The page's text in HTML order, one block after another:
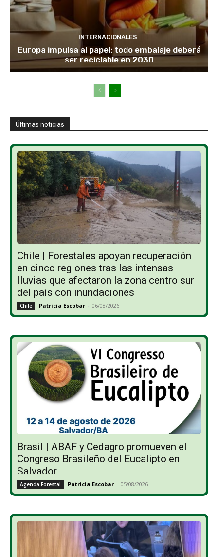
INTERNACIONALES
Europa impulsa al papel: todo embalaje deberá
ser reciclable en 2030
Últimas noticias
Chile | Forestales apoyan recuperación
en cinco regiones tras las intensas
lluvias que afectaron la zona centro sur
del país con inundaciones
Chile Patricia Escobar - 06/08/2026
Brasil | ABAF y Cedagro promueven el
Congreso Brasileño del Eucalipto en
Salvador
Agenda Forestal Patricia Escobar - 05/08/2026